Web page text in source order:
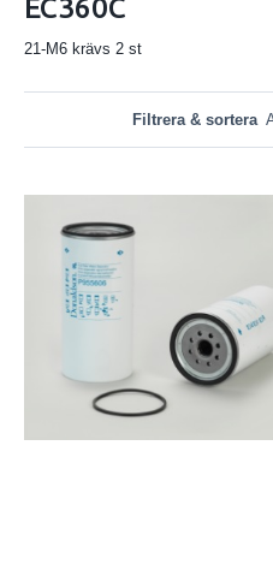
EC360C
21-M6 krävs 2 st
Filtrera & sortera